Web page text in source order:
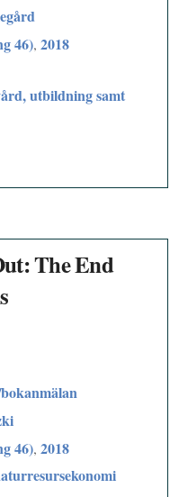
46),2018
utbildning samt
The End
46),2018